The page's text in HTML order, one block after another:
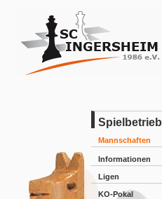
Spielbetrieb
Mannschaften
Informationen
Ligen
KO-Pokal